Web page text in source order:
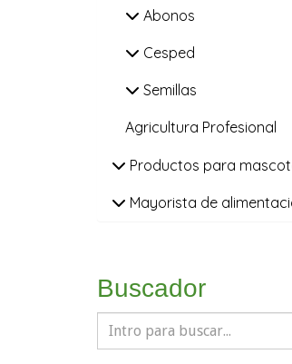
Abonos
Cesped
Semillas
Agricultura Profesional
Productos para
Mayorista de
Buscador